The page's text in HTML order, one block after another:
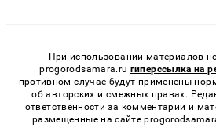
При использовании материалов
progorodsamara.ru гиперссылка на
противном случае будут применены
об авторских и смежных правах.
ответственности за комментарии и
размещенные на сайте